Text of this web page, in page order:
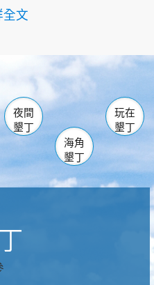
全文
南仁湖
佳樂水
森林遊樂區
管處遊客中心
社頂公園 風吹沙
船帆石 龍磐公園
香蕉灣
砂島
鵝鑾鼻
夜間
墾丁
海角
墾丁
玩在
墾丁